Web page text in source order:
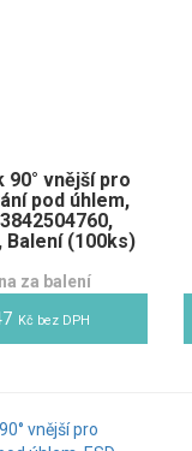
90° vnější pro
pod úhlem,
3842504760,
Balení (100ks)
za balení
Kč bez DPH